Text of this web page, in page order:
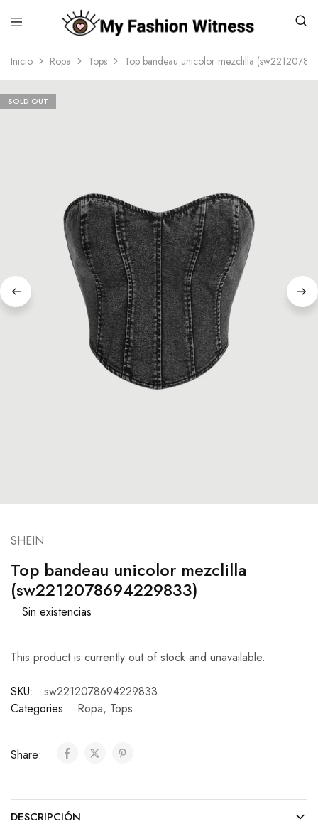
Inicio Ropa Tops Top bandeau unicolor mezclilla
SOLD OUT
SHEIN
Top bandeau unicolor mezclilla
(sw2212078694229833)
Sin existencias
This product is currently out of stock and unavailable.
SKU:
sw2212078694229833
Categories:
Ropa, Tops
Share:
DESCRIPCIÓN